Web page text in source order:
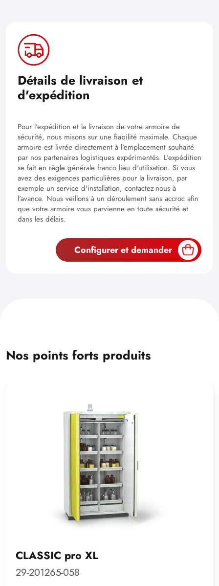
Détails de livraison et
d'expédition
Pour l'expédition et la livraison de votre armoire de
sécurité, nous misons sur une fiabilité maximale. Chaque
armoire est livrée directement à l'emplacement souhaité
par nos partenaires logistiques expérimentés. L'expédition
se fait en règle générale franco lieu d'utilisation. Si vous
avez des exigences particulières pour la livraison, par
exemple un service d'installation, contactez-nous à
l'avance. Nous veillons à un déroulement sans accroc afin
que votre armoire vous parvienne en toute sécurité et
dans les délais.
Configurer et demander
Nos points forts produits
CLASSIC pro XL
29-201265-058